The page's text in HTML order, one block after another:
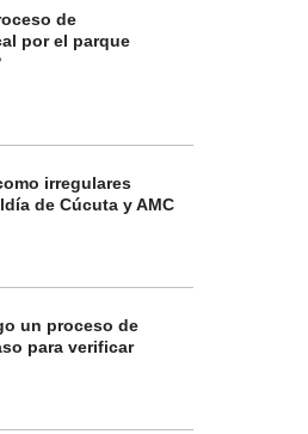
de
por el parque
irregulares
de Cúcuta y AMC
un proceso de
para verificar